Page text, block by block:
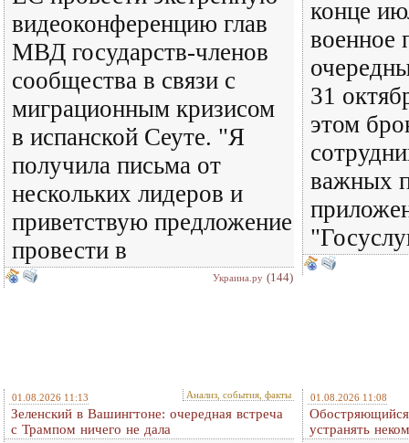
видеоконференцию глав
МВД государств-членов
сообщества в связи с
миграционным кризисом
в испанской Сеуте. "Я
получила письма от
нескольких лидеров и
приветствую предложение
провести в
Украина.ру (144)
конце
военное
31
этом
важных
01.08.2026 11:13 Анализ, события, факты
Зеленский в Вашингтоне: очередная встреча
c Трампом ничего не дала
01.08.2026 11:08
устранять